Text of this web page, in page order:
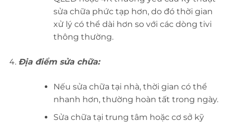
sửa chữa phức tạp hơn, do đó thời gian
xử lý có thể dài hơn so với các dòng tivi
thông thường.
Địa điểm sửa chữa:
Nếu sửa chữa tại nhà, thời gian có thể
nhanh hơn, thường hoàn tất trong ngày.
Sửa chữa tại trung tâm hoặc cơ sở kỹ